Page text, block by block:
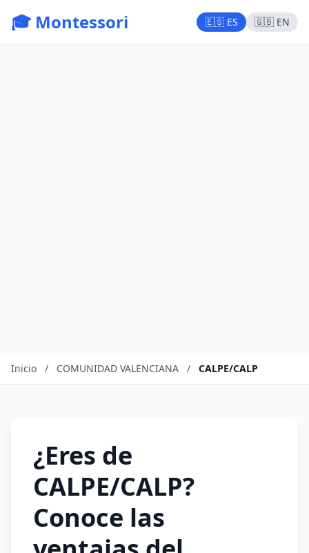
🎓 Montessori 🇪🇸 ES 🇬🇧 EN
Inicio / COMUNIDAD VALENCIANA / CALPE/CALP
¿Eres de
CALPE/CALP?
Conoce las